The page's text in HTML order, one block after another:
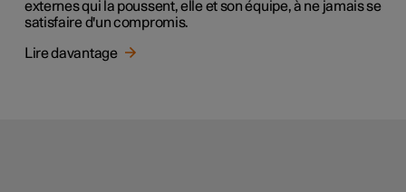
externes qui la poussent, elle et son équipe, à ne jamais se
satisfaire d'un compromis.
Lire davantage